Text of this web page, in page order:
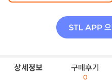
상세정보 구매후기
0